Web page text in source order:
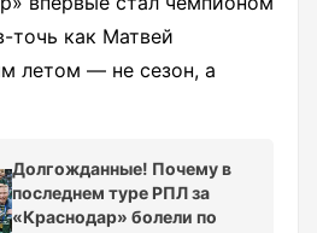
точь как Матвей
летом — не сезон, а
Долгожданные! Почему в
последнем туре РПЛ за
«Краснодар» болели по